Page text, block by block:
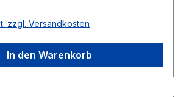
zzgl. Versandkosten
In den Warenkorb